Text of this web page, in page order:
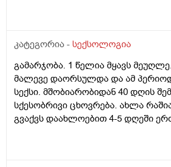
სულ ხან არ შეუძლია ხან
შეიძლება მარიხუანამ
ეწევა აღარ უნდა საერთოდ სექსი
აქვს დიდად.
თითქოს ცხელი წყალი
ნექსი ნაითი ირონ სთრონგი და
ეპითელი,გემოგლობინი დაბალი
მიახლოებითი ხშირად,მკურნალობა
ის შეგრძნებები ისევ
თავბრუს ხვევები,შეგრძნება
რამოდენიმეჯერ
ხშირად მქონია,თან ძალიან
კატეგორია - სექსოლოგია
გამარჯობა. 1 წელია მყავს
მალევე დაორსულდა და ამ
სექსი. მშობიარობიდან 40 დღის
სქესობრივი ცხოვრება. ახლა
გვაქვს დაახლოებით 4-5 დღეში